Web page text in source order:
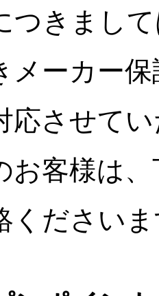
つきまし
メーカー
応させて
お客様は
ください